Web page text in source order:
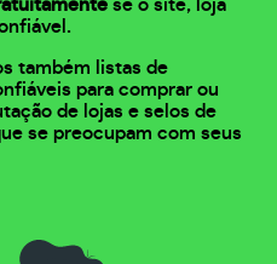
se o site, loja
também listas de
para comprar ou
de lojas e selos de
se preocupam com seus